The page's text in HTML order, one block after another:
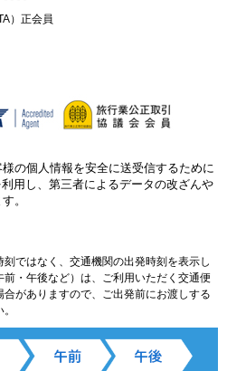
）正会員
の個人情報を安全に送受信するために
用し、第三者によるデータの改ざんや
。
ではなく、交通機関の出発時刻を表示し
・午後など）は、ご利用いただく交通便
がありますので、ご出発前にお渡しする